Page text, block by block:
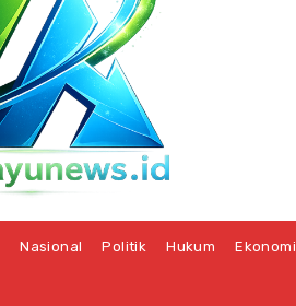
Nasional Politik Hukum Ekonomi